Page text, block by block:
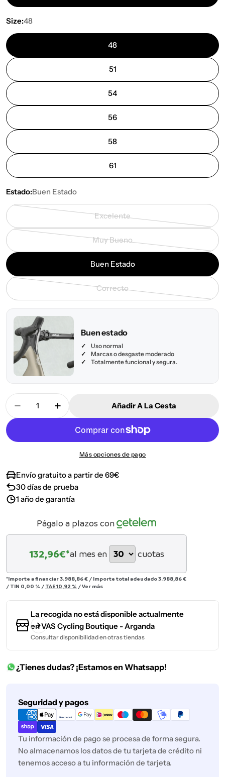
Size:48
48
51
54
56
58
61
Estado:Buen Estado
Excelente
Variante
o
disponible
Muy Bueno
Variante
o
disponible
Buen Estado
Correcto
Variante
no
disponible
Buen estado
Uso normal
Marcas o desgaste moderado
Totalmente funcional y segura.
Cantidad
Disminuir Cantidad Para Cannondale Supersix
Aumentar Cantidad Para Cannondale
Añadir A La Cesta
Más opciones de pago
Envío gratuito a partir de 69€
30 días de prueba
1 año de garantía
Págalo a plazos con
132,96€*al mes en cuotas
*Importe a financiar3.988,86 € / Importe total adeudado3.988,86 €
/ TIN 0,00 % / TAE10,92 % /Ver más
La recogida no está disponible actualmente
enVAS Cycling Boutique - Arganda
Consultar disponibilidad en otras tiendas
¿Tienes dudas? ¡Estamos en Whatsapp!
Seguridad y pagos
Métodos
de
pago
Tu información de pago se procesa de forma segura.
No almacenamos los datos de tu tarjeta de crédito ni
tenemos acceso a tu información de tarjeta.